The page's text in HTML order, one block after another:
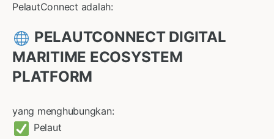
PelautConnect adalah:
PELAUTCONNECT DIGITAL
MARITIME ECOSYSTEM
PLATFORM
yang menghubungkan:
Pelaut